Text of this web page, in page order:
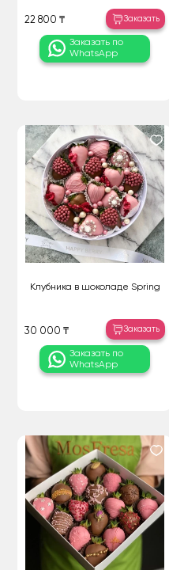
22 800 ₸ Заказать
Заказать по
WhatsApp
Клубника в шоколаде Spring
30 000 ₸ Заказать
Заказать по
WhatsApp